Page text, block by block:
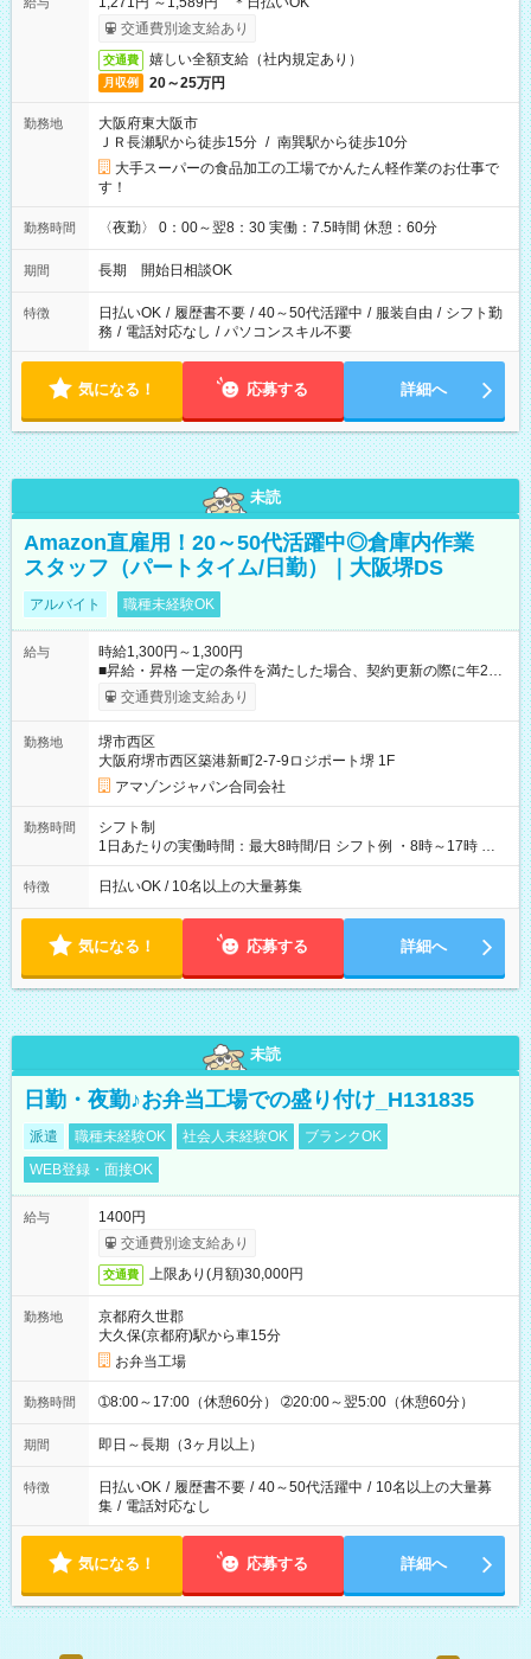
交通費別途支給あり
交通費 嬉しい全額支給（社内規定あり）
月収例 20～25万円
勤務地
大阪府東大阪市
ＪＲ長瀬駅から徒歩15分 / 南巽駅から徒歩10分
大手スーパーの食品加工の工場でかんたん軽作業のお仕事で
す！
勤務時間 〈夜勤〉 0：00～翌8：30 実働：7.5時間 休憩：60分
期間 長期 開始日相談OK
特徴 日払いOK / 履歴書不要 / 40～50代活躍中 / 服装自由 / シフト勤
務 / 電話対応なし / パソコンスキル不要
気になる！ 応募する 詳細へ
未読
Amazon直雇用！20～50代活躍中◎倉庫内作業
スタッフ（パートタイム/日勤）｜大阪堺DS
アルバイト 職種未経験OK
給与
時給1,300円～1,300円
■昇給・昇格 一定の条件を満たした場合、契約更新の際に年2回
まで昇給の機会があります。 ■正社員登用制度あり ※月末締/翌
月25日支払い ※時間外手当、別途支給 ※深夜割増賃金 (22:00～
☆Amazon直雇用で安定して働けます！ 【試用期間】試用期間
あり 試用期間の長さ：1週間 雇用形態、給与は本採用時と同じ
です。
交通費別途支給あり
勤務地
堺市西区
大阪府堺市西区築港新町2-7-9ロジポート堺 1F
アマゾンジャパン合同会社
勤務時間
シフト制
1日あたりの実働時間：最大8時間/日 シフト例 ・8時～17時 ・
12時～21時
特徴 日払いOK / 10名以上の大量募集
気になる！ 応募する 詳細へ
未読
日勤・夜勤♪お弁当工場での盛り付け_H131835
派遣 職種未経験OK 社会人未経験OK
ブランクOK
WEB登録・面接OK
給与
1400円
交通費別途支給あり
交通費 上限あり(月額)30,000円
勤務地
京都府久世郡
大久保(京都府)駅から車15分
お弁当工場
勤務時間 ➀8:00～17:00（休憩60分） ➁20:00～翌5:00（休憩60分）
期間 即日～長期（3ヶ月以上）
特徴 日払いOK / 履歴書不要 / 40～50代活躍中 / 10名以上の大量募
集 / 電話対応なし
気になる！ 応募する 詳細へ